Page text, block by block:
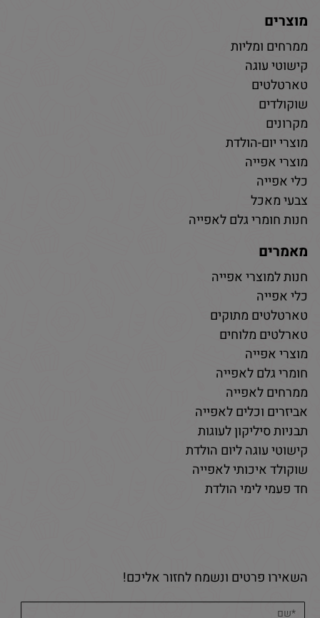
מוצרים
ממרחים ומליות
קישוטי עוגה
טארטלטים
שוקולדים
מקרונים
מוצרי יום-הולדת
מוצרי אפייה
כלי אפייה
צבעי מאכל
חנות חומרי גלם לאפייה
מאמרים
חנות למוצרי אפייה
כלי אפייה
טארטלטים מתוקים
טארלטים מלוחים
מוצרי אפייה
חומרי גלם לאפייה
ממרחים לאפייה
אביזרים וכלים לאפייה
תבניות סיליקון לעוגות
קישוטי עוגה ליום הולדת
שוקולד איכותי לאפייה
חד פעמי לימי הולדת
השאירו פרטים ונשמח לחזור אליכם!